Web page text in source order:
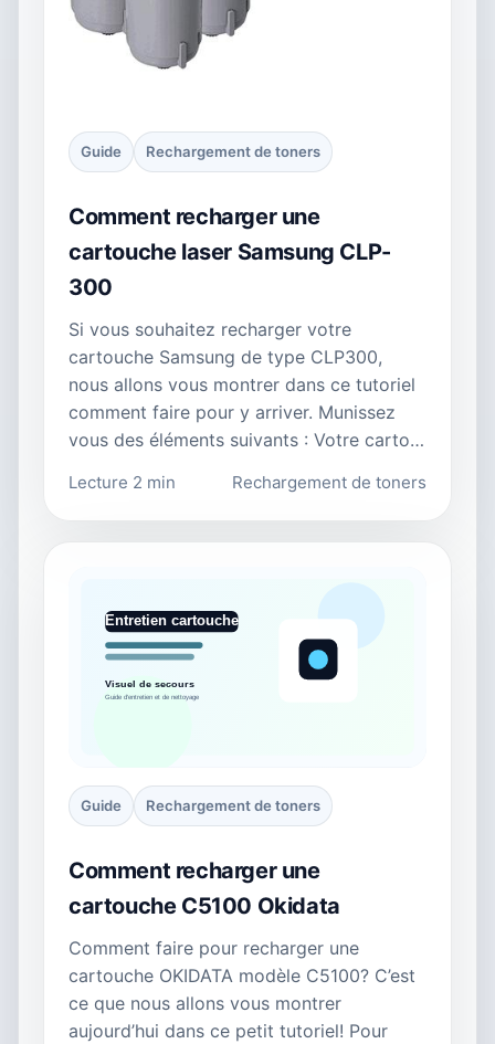
Guide Rechargement de toners
Comment recharger une
cartouche laser Samsung CLP-
300
Si vous souhaitez recharger votre
cartouche Samsung de type CLP300,
nous allons vous montrer dans ce tutoriel
comment faire pour y arriver. Munissez
vous des éléments suivants : Votre carto…
Lecture 2 min Rechargement de toners
Guide Rechargement de toners
Comment recharger une
cartouche C5100 Okidata
Comment faire pour recharger une
cartouche OKIDATA modèle C5100? C’est
ce que nous allons vous montrer
aujourd’hui dans ce petit tutoriel! Pour